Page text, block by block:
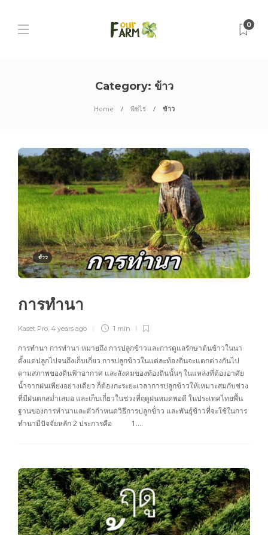
0
Category: ข้าว
Home พืชไร่ ข้าว
ข้าว
การทำนา
Kaset Pro, 4 years ago 1 min
การทำนา การทำนา หมายถึง การปลูกข้าวและการดูแลรักษาต้นข้าวในนา
ตั้งแต่ปลูกไปจนถึงเก็บเกี่ยว การปลูกข้าวในแต่ละท้องถิ่นจะแตกต่างกันไป
ตามสภาพของดินฟ้าอากาศ และสังคมของท้องถิ่นนั้นๆ ในแหล่งที่ต้องอาศัย
น้ำจากฝนเพียงอย่างเดียว ก็ต้องกะระยะเวลาการปลูกข้าวให้เหมาะสมกับช่วง
ที่มีฝนตกสม่ำเสมอ และเก็บเกี่ยวในช่วงที่ฤดูฝนหมดพอดี ในประเทศไทยพื้น
ฐานของการทำนาและตัวกำหนดวิธีการปลูกข้่าว และพันธุ์ข้าวที่จะใช้ในการ
ทำนามีปัจจัยหลัก 2 ประการคือ 1….